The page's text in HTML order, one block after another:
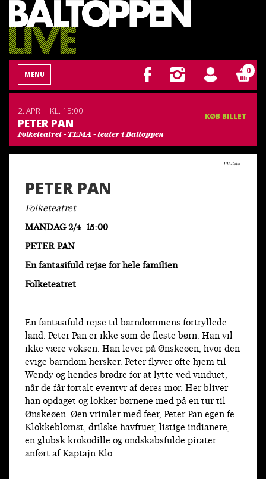
MENU 0
2. APR KL. 15:00
PETER PAN
Folketeatret - TEMA - teater i Baltoppen
KØB BILLET
PR-Foto.
PETER PAN
Folketeatret
MANDAG 2/4 15:00
PETER PAN
En fantasifuld rejse for hele familien
Folketeatret
En fantasifuld rejse til barndommens fortryllede
land. Peter Pan er ikke som de fleste børn. Han vil
ikke være voksen. Han lever på Ønskeøen, hvor den
evige barndom hersker. Peter flyver ofte hjem til
Wendy og hendes brødre for at lytte ved vinduet,
når de får fortalt eventyr af deres mor. Her bliver
han opdaget og lokker børnene med på en tur til
Ønskeøen. Øen vrimler med feer, Peter Pan egen fe
Klokkeblomst, drilske havfruer, listige indianere,
en glubsk krokodille og ondskabsfulde pirater
anført af Kaptajn Klo.